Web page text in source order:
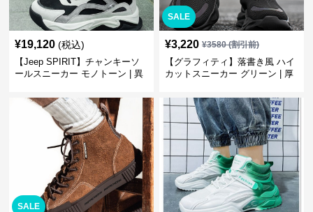
¥19,120 (税込)
【Jeep SPIRIT】チャンキーソ
ールスニーカー モノトーン | 異
SALE
¥3,220 ¥3580(割引前)
【グラフィティ】落書き風 ハイ
カットスニーカー グリーン | 厚
SALE